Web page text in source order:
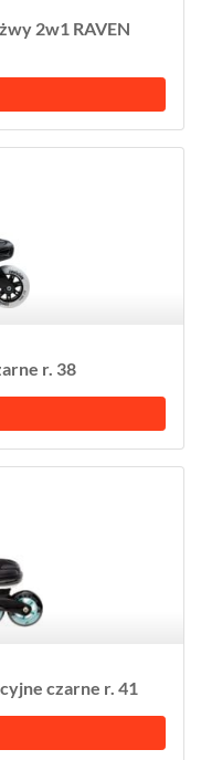
2w1 RAVEN
r. 38
czarne r. 41